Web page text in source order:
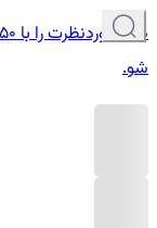
شو.